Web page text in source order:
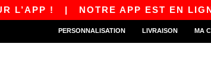
L’APP !| NOTRE APP EST EN
PERSONNALISATION LIVRAISON MA